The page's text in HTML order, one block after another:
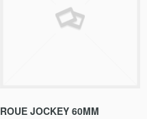
ROUE JOCKEY 60MM